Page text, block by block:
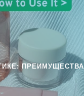
ПРЕИМУЩЕСТВА